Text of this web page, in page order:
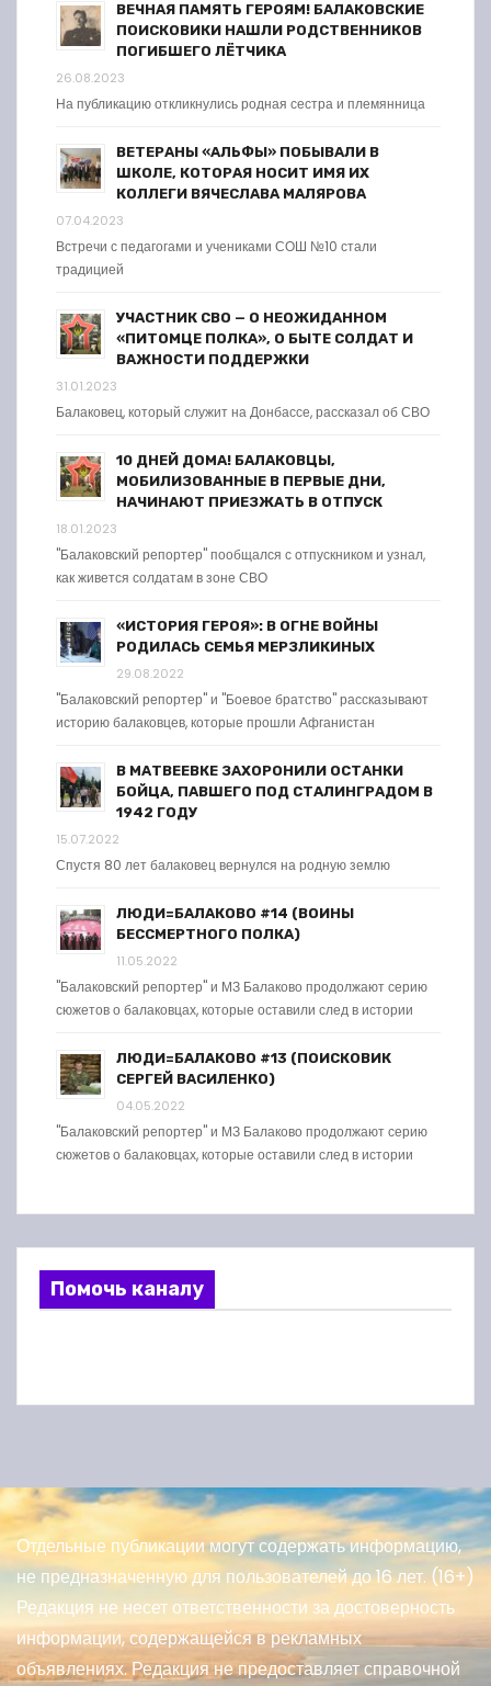
ВЕЧНАЯ ПАМЯТЬ ГЕРОЯМ! БАЛАКОВСКИЕ
ПОИСКОВИКИ НАШЛИ РОДСТВЕННИКОВ
ПОГИБШЕГО ЛЁТЧИКА
26.08.2023
На публикацию откликнулись родная сестра и племянница
ВЕТЕРАНЫ «АЛЬФЫ» ПОБЫВАЛИ В
ШКОЛЕ, КОТОРАЯ НОСИТ ИМЯ ИХ
КОЛЛЕГИ ВЯЧЕСЛАВА МАЛЯРОВА
07.04.2023
Встречи с педагогами и учениками СОШ №10 стали
традицией
УЧАСТНИК СВО — О НЕОЖИДАННОМ
«ПИТОМЦЕ ПОЛКА», О БЫТЕ СОЛДАТ И
ВАЖНОСТИ ПОДДЕРЖКИ
31.01.2023
Балаковец, который служит на Донбассе, рассказал об СВО
10 ДНЕЙ ДОМА! БАЛАКОВЦЫ,
МОБИЛИЗОВАННЫЕ В ПЕРВЫЕ ДНИ,
НАЧИНАЮТ ПРИЕЗЖАТЬ В ОТПУСК
18.01.2023
"Балаковский репортер" пообщался с отпускником и узнал,
как живется солдатам в зоне СВО
«ИСТОРИЯ ГЕРОЯ»: В ОГНЕ ВОЙНЫ
РОДИЛАСЬ СЕМЬЯ МЕРЗЛИКИНЫХ
29.08.2022
"Балаковский репортер" и "Боевое братство" рассказывают
историю балаковцев, которые прошли Афганистан
В МАТВЕЕВКЕ ЗАХОРОНИЛИ ОСТАНКИ
БОЙЦА, ПАВШЕГО ПОД СТАЛИНГРАДОМ В
1942 ГОДУ
15.07.2022
Спустя 80 лет балаковец вернулся на родную землю
ЛЮДИ=БАЛАКОВО #14 (ВОИНЫ
БЕССМЕРТНОГО ПОЛКА)
11.05.2022
"Балаковский репортер" и МЗ Балаково продолжают серию
сюжетов о балаковцах, которые оставили след в истории
ЛЮДИ=БАЛАКОВО #13 (ПОИСКОВИК
СЕРГЕЙ ВАСИЛЕНКО)
04.05.2022
"Балаковский репортер" и МЗ Балаково продолжают серию
сюжетов о балаковцах, которые оставили след в истории
Помочь каналу
Отдельные публикации могут содержать информацию,
не предназначенную для пользователей до 16 лет. (16+)
Редакция не несет ответственности за достоверность
информации, содержащейся в рекламных
объявлениях. Редакция не предоставляет справочной